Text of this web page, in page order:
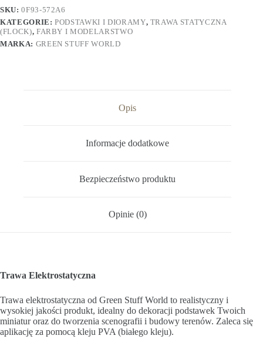
SKU:0F93-572A6
KATEGORIE:PODSTAWKI I DIORAMY, TRAWA STATYCZNA
(FLOCK), FARBY I MODELARSTWO
MARKA: GREEN STUFF WORLD
Opis
Informacje dodatkowe
Bezpieczeństwo produktu
Opinie (0)
Trawa Elektrostatyczna
Trawa elektrostatyczna od Green Stuff World to realistyczny i
wysokiej jakości produkt, idealny do dekoracji podstawek Twoich
miniatur oraz do tworzenia scenografii i budowy terenów. Zaleca się
aplikację za pomocą kleju PVA (białego kleju).